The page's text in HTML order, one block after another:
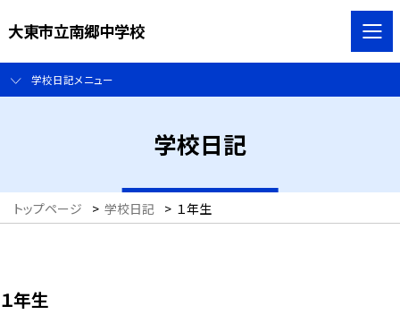
大東市立南郷中学校
学校日記メニュー
学校日記
トップページ > 学校日記 > １年生
１年生